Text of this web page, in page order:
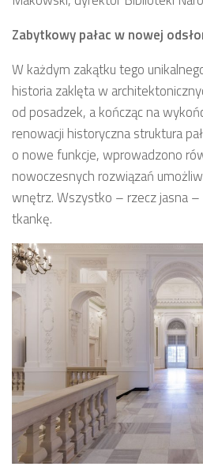
Zabytkowy pałac w nowej
W każdym zakątku tego
historia zaklęta w
od posadzek, a kończąc na
renowacji historyczna struktura
o nowe funkcje, wprowadzono
nowoczesnych rozwiązań
wnętrz. Wszystko – rzecz jasna
tkankę.